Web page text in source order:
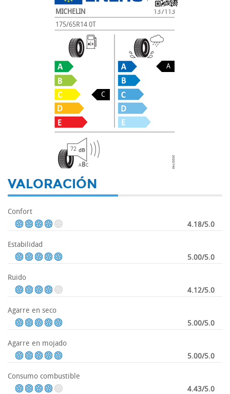
MICHELIN
137113
175/65R14 0T
C
A
72
ABC
VALORACIÓN
Confort
4.18/5.0
Estabilidad
5.00/5.0
Ruido
4.12/5.0
Agarre en seco
5.00/5.0
Agarre en mojado
5.00/5.0
Consumo combustible
4.43/5.0